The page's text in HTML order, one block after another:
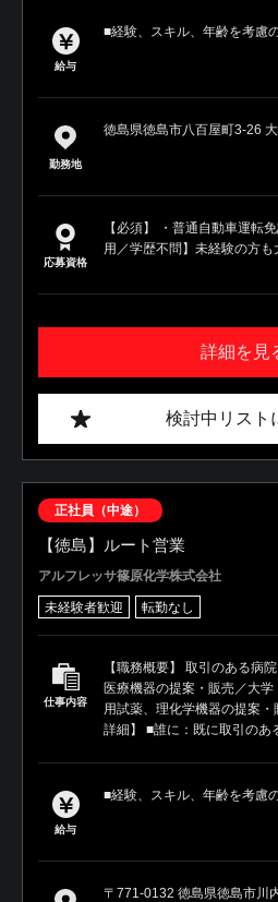
給与
■経験、スキル、年齢を考慮
勤務地
徳島県徳島市八百屋町3-26
応募資格
【必須】 ・普通自動車運転
用／学歴不問】未経験の方も
詳細を見
検討中リスト
正社員（中途）
【徳島】ルート営業
アルフレッサ篠原化学株式会社
未経験者歓迎 転勤なし
仕事内容
【職務概要】 取引のある病
医療機器の提案・販売／大
用試薬、理化学機器の提案
詳細】 ■誰に：既に取引のあ
給与
■経験、スキル、年齢を考慮
〒771-0132 徳島県徳島市川